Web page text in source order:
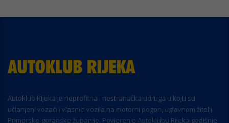
Autoklub Rijeka je neprofitna i nestranačka udruga u koju su
učlanjeni vozači i vlasnici vozila na motorni pogon, uglavnom žitelji
Primorsko-goranske županije. Povjerenje Autoklubu Rijeka godišnje